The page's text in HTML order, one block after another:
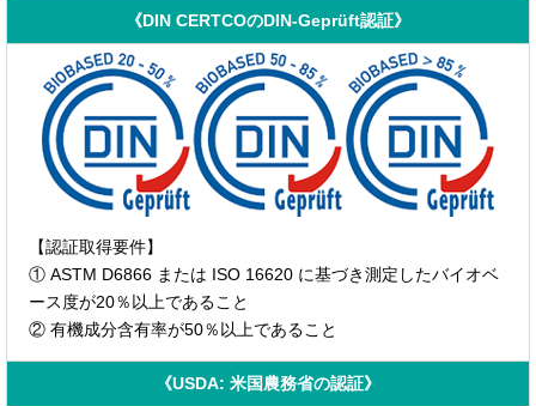
《DIN CERTCOのDIN-Geprüft認証》
【認証取得要件】
① ASTM D6866 または ISO 16620 に基づき測定したバイオベ
ース度が20％以上であること
② 有機成分含有率が50％以上であること
《USDA: 米国農務省の認証》